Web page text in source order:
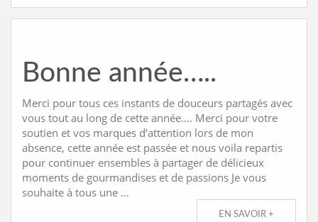
Bonne année…..
Merci pour tous ces instants de douceurs partagés avec
vous tout au long de cette année…. Merci pour votre
soutien et vos marques d’attention lors de mon
absence, cette année est passée et nous voila repartis
pour continuer ensembles à partager de délicieux
moments de gourmandises et de passions Je vous
souhaite à tous une …
EN SAVOIR +